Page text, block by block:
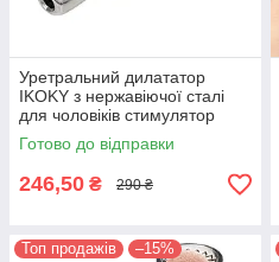
Уретральний дилататор
IKOKY з нержавіючої сталі
для чоловіків стимулятор
уретри діаметр 8 мм довжина
50 мм
Готово до відправки
246,50 ₴ 290 ₴
Топ продажів –15%